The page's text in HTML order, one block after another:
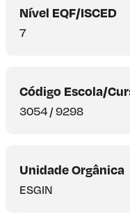
Nível EQF/ISCED
7
Código Escola/
3054 / 9298
Unidade Orgânica
ESGIN